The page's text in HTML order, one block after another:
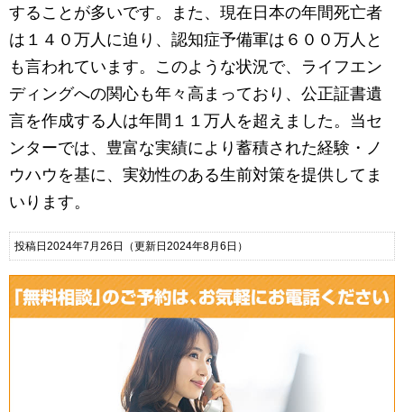
することが多いです。また、現在日本の年間死亡者
は１４０万人に迫り、認知症予備軍は６００万人と
も言われています。このような状況で、ライフエン
ディングへの関心も年々高まっており、公正証書遺
言を作成する人は年間１１万人を超えました。当セ
ンターでは、豊富な実績により蓄積された経験・ノ
ウハウを基に、実効性のある生前対策を提供してま
いります。
投稿日2024年7月26日 （更新日2024年8月6日）